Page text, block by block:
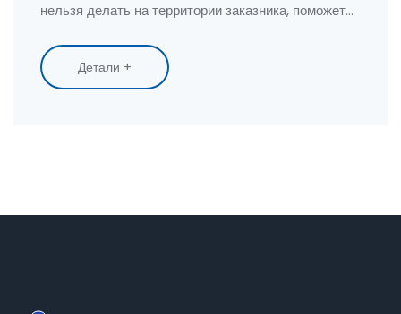
нельзя делать на территории заказника, поможет
вклад в сохранение экосистемы. В статье
рассказывается о наиболее распространённых
Детали +